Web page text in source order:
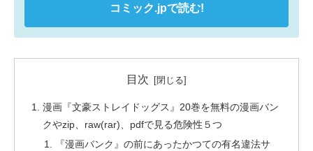
コミック.jpで読む!
目次
漫画『文豪ストレイドッグス』20巻を無料の漫画バン
クやzip、raw(rar)、pdfで見る危険性５つ
『漫画バンク』の前にあったかつての有名違法サ